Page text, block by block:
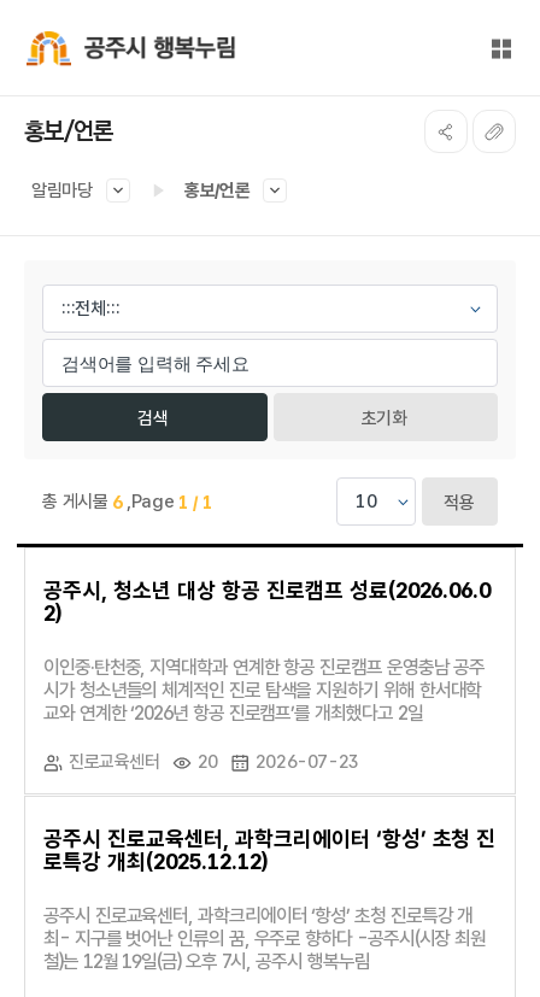
전체
홍보/언론
알림마당 홍보/언론
초기화
총 게시물 6 ,Page 1 / 1 적용
공주시, 청소년 대상 항공 진로캠프 성료(2026.06.0
2)
이인중·탄천중, 지역대학과 연계한 항공 진로캠프 운영충남 공주
시가 청소년들의 체계적인 진로 탐색을 지원하기 위해 한서대학
교와 연계한 ‘2026년 항공 진로캠프’를 개최했다고 2일
진로교육센터 20 2026-07-23
공주시 진로교육센터, 과학크리에이터 ‘항성’ 초청 진
로특강 개최(2025.12.12)
공주시 진로교육센터, 과학크리에이터 ‘항성’ 초청 진로특강 개
최- 지구를 벗어난 인류의 꿈, 우주로 향하다 -공주시(시장 최원
철)는 12월 19일(금) 오후 7시, 공주시 행복누림